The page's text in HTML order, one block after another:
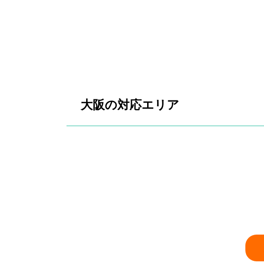
大阪の対応エリア